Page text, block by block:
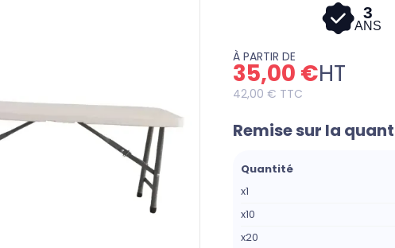
3
ANS
À PARTIR DE
35,00 €HT
42,00 € TTC
Remise sur la
Quantité
x1
x10
x20